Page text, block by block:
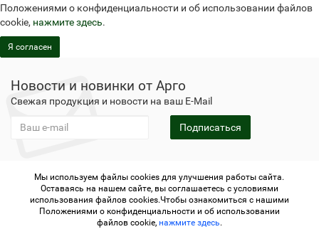
Положениями о конфиденциальности и об использовании файлов
cookie, нажмите здесь.
Я согласен
Новости и новинки от Арго
Свежая продукция и новости на ваш E-Mail
Подписаться
Не является публичной офертой
Политика
конфиденциальности
Не является публичной офертой
Политика конфиденциальности
Регистрация в Арго
Мы используем файлы cookies для улучшения работы сайта.
Оставаясь на нашем сайте, вы соглашаетесь с условиями
использования файлов cookies.Чтобы ознакомиться с нашими
Положениями о конфиденциальности и об использовании
файлов cookie, нажмите здесь.